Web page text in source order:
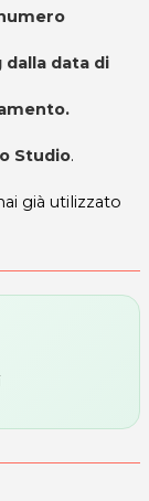
data di
Studio.
già utilizzato